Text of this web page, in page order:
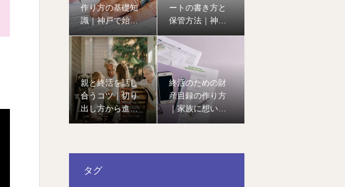
作り方の基礎知
識｜神戸で始め
る終活の第一歩
ートの書き方と
保管方法｜神戸
終活ガイド
親と終活を話し
合うコツ｜切り
出し方から進め
方まで神戸の専
終活のための財
産目録の作り方
｜家族に想いを
つなぐ第一歩
タグ